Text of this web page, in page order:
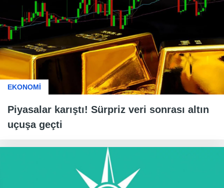
EKONOMİ
Piyasalar karıştı! Sürpriz veri sonrası altın
uçuşa geçti